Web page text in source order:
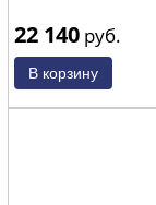
22 140 руб.